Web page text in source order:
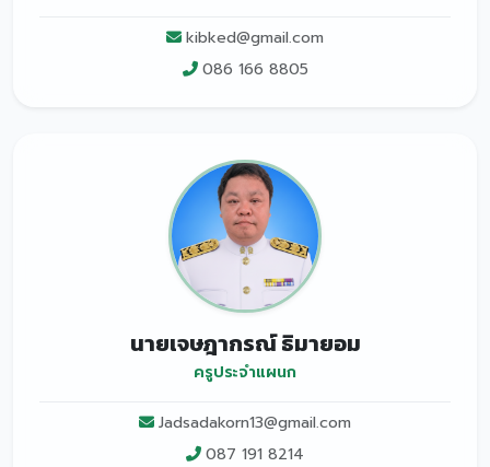
kibked@gmail.com
086 166 8805
นายเจษฎากรณ์ ธิมายอม
ครูประจำแผนก
Jadsadakorn13@gmail.com
087 191 8214